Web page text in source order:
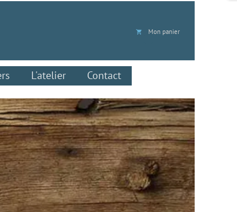
local_grocery_store Mon panier
L'atelier Contact